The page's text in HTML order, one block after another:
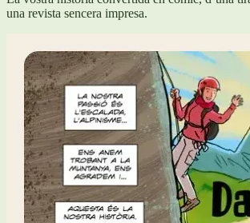
una revista sencera impresa.